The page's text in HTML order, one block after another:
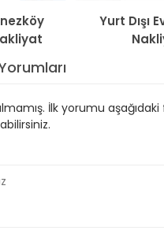
Yurt Dışı
İlk yorumu